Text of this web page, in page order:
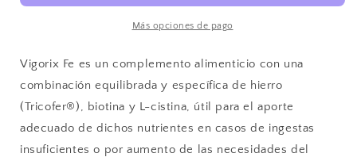
Más opciones de pago
Vigorix Fe es un complemento alimenticio con una
combinación equilibrada y especí­fica de hierro
(Tricofer®), biotina y L-cistina, útil para el aporte
adecuado de dichos nutrientes en casos de ingestas
insu­ficientes o por aumento de las necesidades del